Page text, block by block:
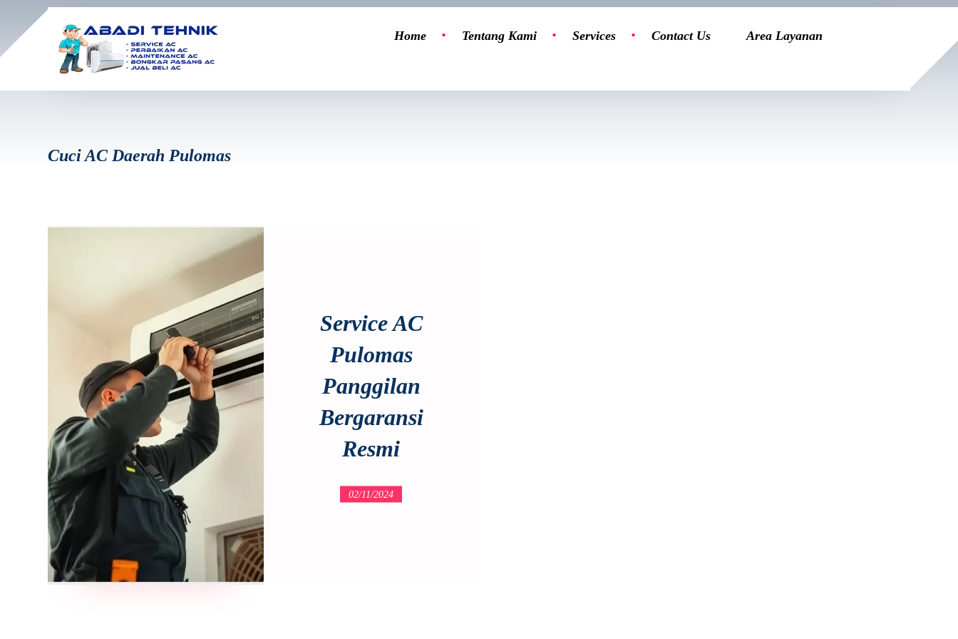
Home Tentang Kami Services Contact Us Area Layanan
Cuci AC Daerah Pulomas
Service AC
Pulomas
Panggilan
Bergaransi
Resmi
02/11/2024